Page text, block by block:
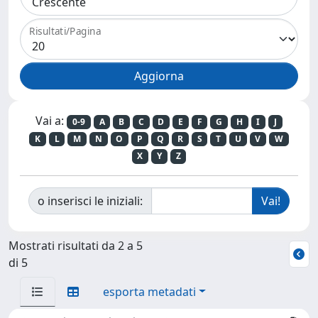
Risultati/Pagina
Vai a: 0-9 A B C D E F G H I
J
K
L M N O P Q R S T U V
W
X
Y Z
o inserisci le iniziali:
Mostrati risultati da 2 a 5
di 5
esporta metadati